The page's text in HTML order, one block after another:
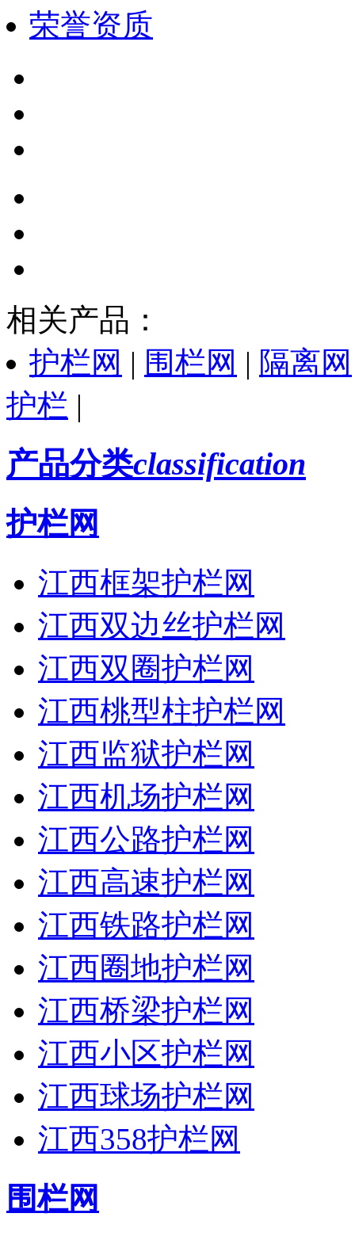
荣誉资质
相关产品：
护栏网 | 围栏网 | 隔离网
护栏 |
产品分类classification
护栏网
江西框架护栏网
江西双边丝护栏网
江西双圈护栏网
江西桃型柱护栏网
江西监狱护栏网
江西机场护栏网
江西公路护栏网
江西高速护栏网
江西铁路护栏网
江西圈地护栏网
江西桥梁护栏网
江西小区护栏网
江西球场护栏网
江西358护栏网
围栏网